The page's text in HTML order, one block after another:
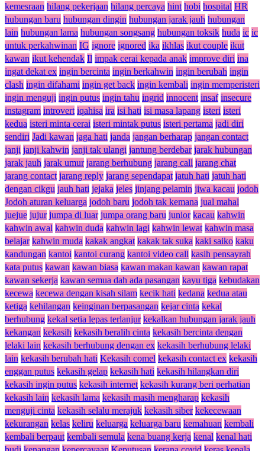
kemesraan hilang pekerjaan hilang percaya hint hobi hospital HR
hubungan baru hubungan dingin hubungan jarak jauh hubungan
lain hubungan lama hubungan songsang hubungan toksik huda ic ic
untuk perkahwinan IG ignore ignored ika ikhlas ikut couple ikut
kawan ikut kehendak Il impak cerai kepada anak improve diri ina
ingat dekat ex ingin bercinta ingin berkahwin ingin berubah ingin
clash ingin difahami ingin get back ingin kembali ingin memperisteri
ingin menguji ingin putus ingin tahu ingrid innocent insaf insecure
instagram introvert iqahisa ira isi hati isi masa lapang isteri isteri
kedua isteri minta cerai isteri mintak putus isteri pertama jadi diri
sendiri Jadi kawan jaga hati janda jangan berharap jangan contact
janji janji kahwin janji tak ulangi jantung berdebar jarak hubungan
jarak jauh jarak umur jarang berhubung jarang call jarang chat
jarang contact jarang reply jarang sependapat jatuh hati jatuh hati
dengan cikgu jauh hati jejaka jeles jinjang pelamin jiwa kacau jodoh
Jodoh aturan keluarga jodoh baru jodoh tak kemana jual mahal
juejue jujur jumpa di luar jumpa orang baru junior kacau kahwin
kahwin awal kahwin duda kahwin lagi kahwin lewat kahwin masa
belajar kahwin muda kakak angkat kakak tak suka kaki saiko kaku
kandungan kantoi kantoi curang kantoi video call kasih pensayrah
kata putus kawan kawan biasa kawan makan kawan kawan rapat
kawan sekerja kawan semua dah ada pasangan kayu tiga kebudakan
kecewa kecewa dengan kisah silam kecik hati kedana kedua atau
ketiga kehilangan keinginan berpasangan kejar cinta kekal
berhubung kekal setia lepas terlanjur kekalkan hubungan jarak jauh
kekangan kekasih kekasih beralih cinta kekasih bercinta dengan
lelaki lain kekasih berhubung dengan ex kekasih berhubung lelaki
lain kekasih berubah hati Kekasih comel kekasih contact ex kekasih
enggan putus kekasih gelap kekasih hati kekasih hilangkan diri
kekasih ingin putus kekasih internet kekasih kurang beri perhatian
kekasih lain kekasih lama kekasih masih mengharap kekasih
menguji cinta kekasih selalu merajuk kekasih siber kekecewaan
kekurangan kelas keliru keluarga keluarga baru kemahuan kembali
kembali berpaut kembali semula kena buang kerja kenal kenal hati